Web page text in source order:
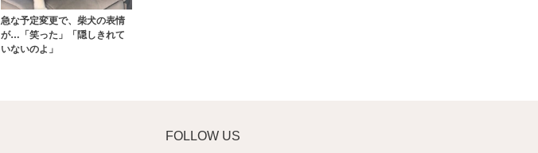
急な予定変更で、柴犬の表情
が…「笑った」「隠しきれて
いないのよ」
FOLLOW US